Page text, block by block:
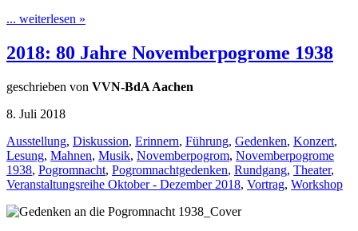
... weiterlesen »
2018: 80 Jahre Novemberpogrome 1938
geschrieben von VVN-BdA Aachen
8. Juli 2018
Ausstellung, Diskussion, Erinnern, Führung, Gedenken, Konzert,
Lesung, Mahnen, Musik, Novemberpogrom, Novemberpogrome
1938, Pogromnacht, Pogromnachtgedenken, Rundgang, Theater,
Veranstaltungsreihe Oktober - Dezember 2018, Vortrag, Workshop